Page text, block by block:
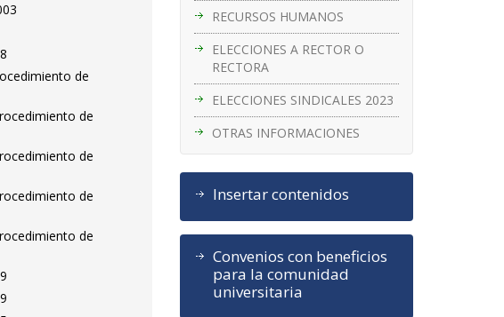
RECURSOS HUMANOS
ELECCIONES A RECTOR O
RECTORA
ELECCIONES SINDICALES 2023
OTRAS INFORMACIONES
Insertar contenidos
Convenios con beneficios
para la comunidad
universitaria
de
de
de
de
de